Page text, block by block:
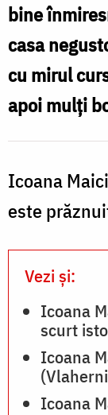
bine
casa
cu mirul
apoi mulți
Icoana
este
Vezi și:
Icoana
scurt
Icoana
Icoana